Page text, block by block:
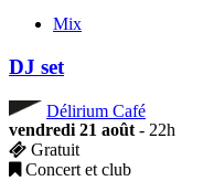
Mix
DJ set
Délirium Café
vendredi 21 août - 22h
Gratuit
Concert et club